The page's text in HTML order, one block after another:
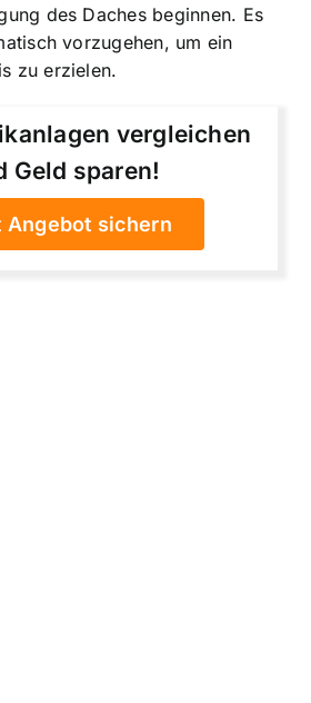
des Daches beginnen. Es
vorzugehen, um ein
zu erzielen.
vergleichen
Geld sparen!
Angebot sichern